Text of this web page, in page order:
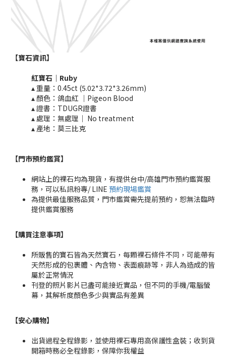
【寶石資訊】
紅寶石｜Ruby
▴ 重量：0.45ct (5.02*3.72*3.26mm)
▴ 顏色：鴿血紅 ｜Pigeon Blood
▴ 證書：TDUGR證書
▴ 處理：無處理｜ No treatment​​
▴ 產地：莫三比克
【門市預約鑑賞】
網站上的裸石均為現貨，有提供台中/高雄門市預約鑑賞服
務，可以私訊粉專/ LINE 預約現場鑑賞
為提供最佳服務品質，門市鑑賞需先提前預約，恕無法臨時
提供鑑賞服務
【購買注意事項】
所販售的寶石皆為天然寶石，每顆裸石條件不同，可能帶有
天然形成的包裹體、內含物、表面痕跡等，非人為造成的皆
屬於正常情況
刊登的照片影片已盡可能接近實品，但不同的手機/電腦螢
幕，其解析度顏色多少與實品有差異
【安心購物】
出貨過程全程錄影，並使用裸石專用高保護性盒裝；收到貨
開箱時務必全程錄影，保障你我權益